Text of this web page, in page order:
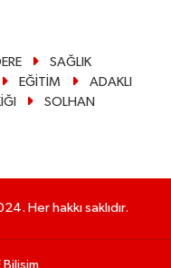
SAĞLIK
EĞİTİM
ADAKLI
SOLHAN
Her hakkı saklıdır.
Bilişim